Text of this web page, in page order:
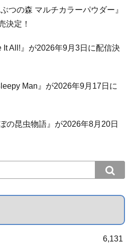
つの森 マルチカラーパウダー』
決定！
All!』が2026年9月3日に配信決
Man』が2026年9月17日に
の昆虫物語』が2026年8月20日
6,131